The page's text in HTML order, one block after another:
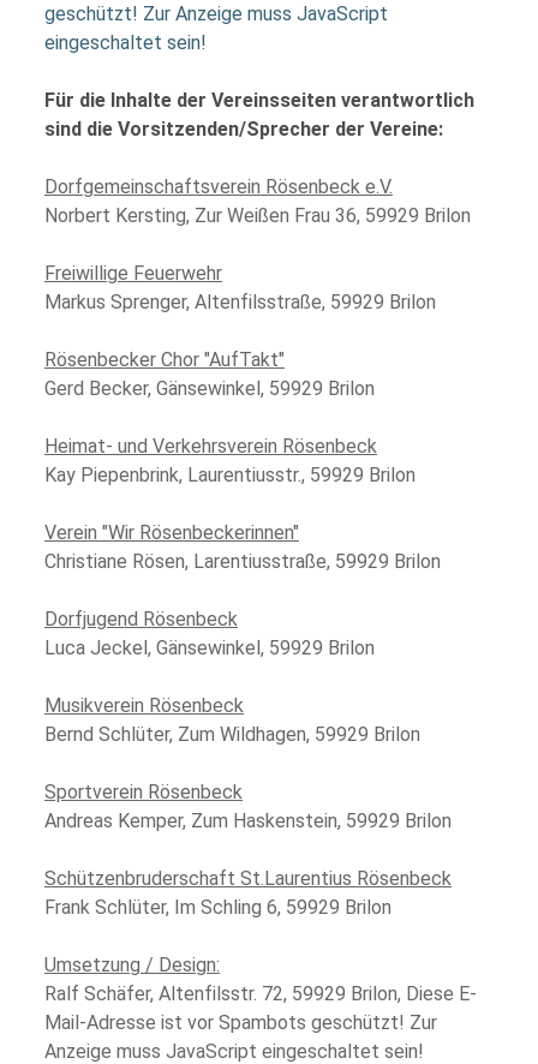
geschützt! Zur Anzeige muss JavaScript
eingeschaltet sein!
Für die Inhalte der Vereinsseiten verantwortlich
sind die Vorsitzenden/Sprecher der Vereine:
Dorfgemeinschaftsverein Rösenbeck e.V.
Norbert Kersting, Zur Weißen Frau 36, 59929 Brilon
Freiwillige Feuerwehr
Markus Sprenger, Altenfilsstraße, 59929 Brilon
Rösenbecker Chor "AufTakt"
Gerd Becker, Gänsewinkel, 59929 Brilon
Heimat- und Verkehrsverein Rösenbeck
Kay Piepenbrink, Laurentiusstr., 59929 Brilon
Verein "Wir Rösenbeckerinnen"
Christiane Rösen, Larentiusstraße, 59929 Brilon
Dorfjugend Rösenbeck
Luca Jeckel, Gänsewinkel, 59929 Brilon
Musikverein Rösenbeck
Bernd Schlüter, Zum Wildhagen, 59929 Brilon
Sportverein Rösenbeck
Andreas Kemper, Zum Haskenstein, 59929 Brilon
Schützenbruderschaft St.Laurentius Rösenbeck
Frank Schlüter, Im Schling 6, 59929 Brilon
Umsetzung / Design:
Ralf Schäfer, Altenfilsstr. 72, 59929 Brilon, Diese E-
Mail-Adresse ist vor Spambots geschützt! Zur
Anzeige muss JavaScript eingeschaltet sein!